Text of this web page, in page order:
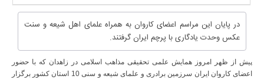
در پایان این مراسم اعضای کاروان به همراه علمای اهل شیعه و سنت
عکس وحدت یادگاری با پرچم ایران گرفتند.
پیش از ظهر امروز همایش علمی تحقیقی مذاهب اسلامی در زاهدان که با حضور
اعضای کاروان ایران سرزمین برادری و علمای شیعه و سنی 10 استان کشور برگزار